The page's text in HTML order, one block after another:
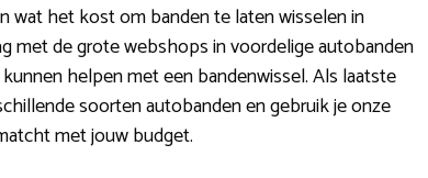
wat het kost om banden te laten wisselen in
met de grote webshops in voordelige autobanden
helpen met een bandenwissel. Als laatste
soorten autobanden en gebruik je onze
met jouw budget.